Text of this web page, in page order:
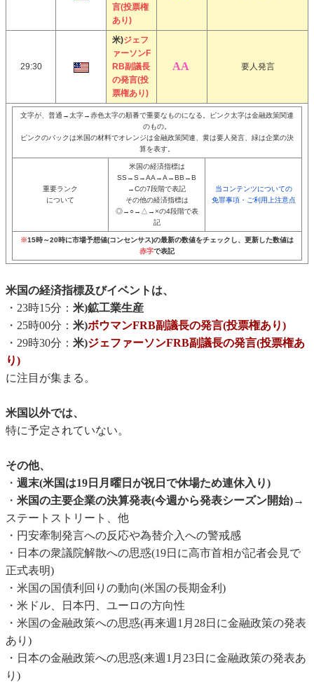
言(投票権
あり)
29:30
米)ジェフ
ァーソンF
RB副議長
の発言(投
票権あり)
要人発言
文字が、普通→太字→赤色太字の順番で重要なものになる。ピンク太字は金融政策関連
のもの。
ピンクのバックは米国の材料でオレンジは金融政策関連、黄は要人発言、緑は企業の決
算を表す。
重要ランク
について
米国の経済指標は
SS→S→AA→A→BB→B
→Cの7段階で表記
その他の経済指標は
◎→○→△→×の4段階で表
記
当コンテンツについての
免罪事項・ご利用上注意点
※15時～20時に市場予想値(コンセンサス)の最新の数値をチェックし、更新した数値は
赤字で表記
米国の経済指標及びイベントは、
・23時15分： 米)鉱工業生産
・25時00分： 米)ボウマンFRB副議長の発言(投票権あり)
・29時30分： 米)ジェファーソンFRB副議長の発言(投票権あ
り)
に注目が集まる。
米国以外では、
特に予定されていない。
その他、
・ 週末(米国は19日月曜日が祝日で休場ため連休入り)
・ 米国の主要企業の決算発表(今週から発表シーズン開始)→
ステートストリート、他
・円安牽制発言への反応や為替介入への警戒感
・日本の衆議院解散への思惑(19日に高市首相が記者会見で
正式表明)
・米国の国債利回りの動向(米国の長期金利)
・米ドル、日本円、ユーロの方向性
・米国の金融政策への思惑(再来週1月28日に金融政策の発表
あり)
・日本の金融政策への思惑(来週1月23日に金融政策の発表あ
り)